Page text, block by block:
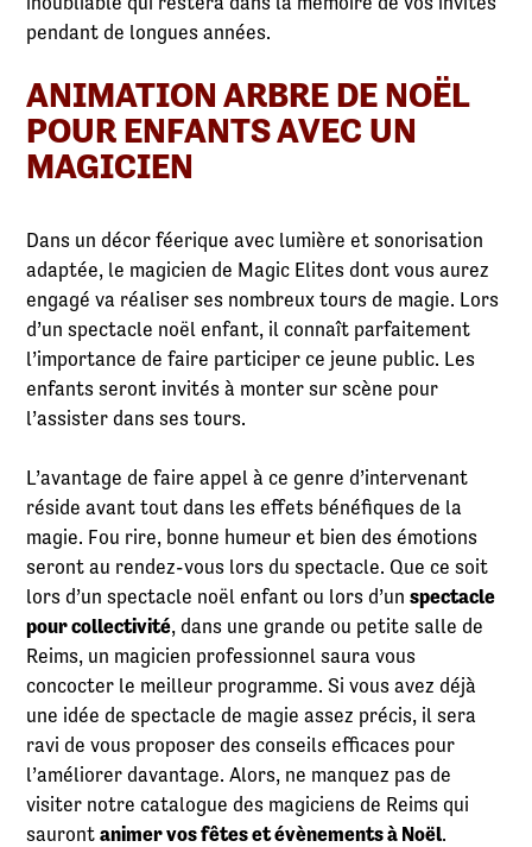
pendant de longues années.
ANIMATION ARBRE DE NOËL
POUR ENFANTS AVEC UN
MAGICIEN
Dans un décor féerique avec lumière et sonorisation
adaptée, le magicien de Magic Elites dont vous aurez
engagé va réaliser ses nombreux tours de magie. Lors
d’un spectacle noël enfant, il connaît parfaitement
l’importance de faire participer ce jeune public. Les
enfants seront invités à monter sur scène pour
l’assister dans ses tours.
L’avantage de faire appel à ce genre d’intervenant
réside avant tout dans les effets bénéfiques de la
magie. Fou rire, bonne humeur et bien des émotions
seront au rendez-vous lors du spectacle. Que ce soit
lors d’un spectacle noël enfant ou lors d’unspectacle
pour collectivité, dans une grande ou petite salle de
Reims, un magicien professionnel saura vous
concocter le meilleur programme. Si vous avez déjà
une idée de spectacle de magie assez précis, il sera
ravi de vous proposer des conseils efficaces pour
l’améliorer davantage. Alors, ne manquez pas de
visiter notre catalogue des magiciens de Reims qui
saurontanimer vos fêtes et évènements à Noël.